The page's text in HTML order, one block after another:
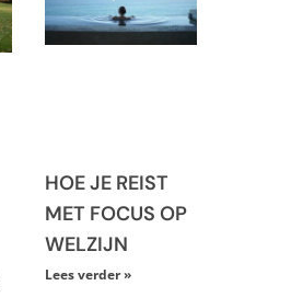
HOE JE REIST
MET FOCUS OP
WELZIJN
Lees verder »